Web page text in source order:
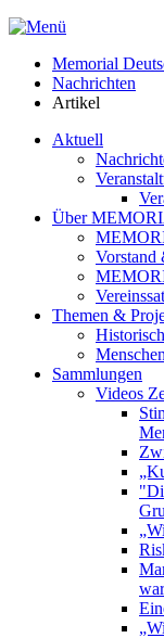
Memorial
Nachrichten
Artikel
Aktuell
Über
Vorstand
Themen &
Sammlungen
Videos